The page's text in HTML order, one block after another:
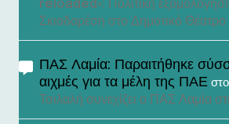
reloaded»: Πολιτική
Σκιαδαρέση στο Δημοτικό Θέατρο
ΠΑΣ Λαμία: Παραιτήθηκε
αιχμές για τα μέλη της ΠΑΕ στο
Τσιλαλή συνεχίζει ο ΠΑΣ Λαμία